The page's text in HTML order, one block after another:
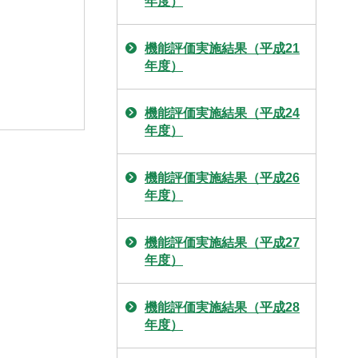
機能評価実施結果（平成21
年度）
機能評価実施結果（平成24
年度）
機能評価実施結果（平成26
年度）
機能評価実施結果（平成27
年度）
機能評価実施結果（平成28
年度）